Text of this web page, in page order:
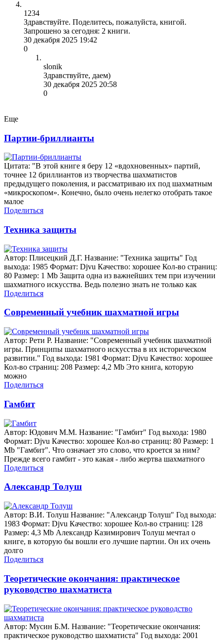
1234
Здравствуйте. Поделитесь, пожалуйста, книгой.
Запрошено за сегодня: 2 книги.
30 декабря 2025 19:42
0
slonik
Здравствуйте, даем)
30 декабря 2025 20:58
0
Еще
Партии-бриллианты
Цитата: "В этой книге я беру 12 «вдохновенных» партий,
точнее 12 бриллиантов из творчества шахматистов
предыдущего поколения, и рассматриваю их под шахматным
«микроскопом». Конечно, было очень нелегко отобрать такое
малое
Поделиться
Техника защиты
Автор: Плисецкий Д.Г. Название: "Техника защиты" Год
выхода: 1985 Формат: Djvu Качество: хорошее Кол-во страниц:
80 Размер: 1 Mb Защита одна из важнейших тем при изучении
шахматного искусства. Ведь полезно знать не только как
Поделиться
Современный учебник шахматной игры
Автор: Рети Р. Название: "Современный учебник шахматной
игры. Принципы шахматного искусства в их историческом
развитии." Год выхода: 1981 Формат: Djvu Качество: хорошее
Кол-во страниц: 208 Размер: 4,2 Mb Это книга, которую
можно
Поделиться
Гамбит
Автор: Юдович М.М. Название: "Гамбит" Год выхода: 1980
Формат: Djvu Качество: хорошее Кол-во страниц: 80 Размер: 1
Mb "Гамбит". Что означает это слово, что кроется за ним?
Прежде всего гамбит - это какая - либо жертва шахматного
Поделиться
Александр Толуш
Автор: В.И. Толуш Название: "Александр Толуш" Год выхода:
1983 Формат: Djvu Качество: хорошее Кол-во страниц: 128
Размер: 4,3 Mb Александр Казимирович Толуш мечтал о
книге, в которую бы вошли его лучшие партии. Он их очень
долго
Поделиться
Теоретические окончания: практическое
руководство шахматиста
Автор: Мусин Б.М. Название: "Теоретические окончания:
практическое руководство шахматиста" Год выхода: 2001